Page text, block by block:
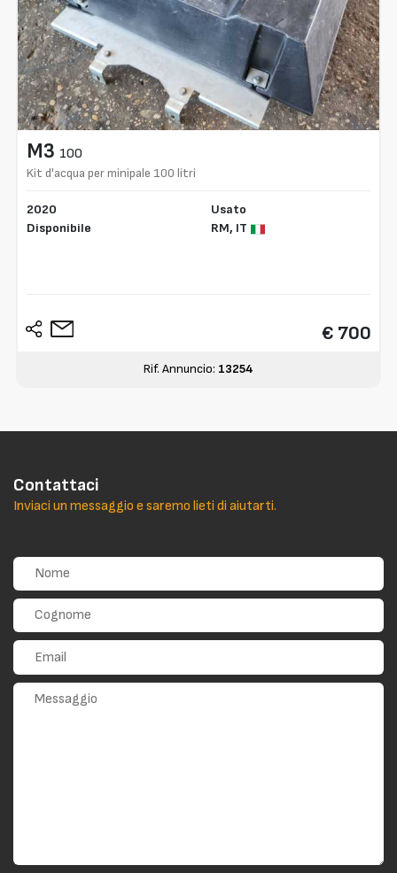
M3 100
Kit d'acqua per minipale 100 litri
2020
Disponibile
Usato
RM, IT
€ 700
Rif. Annuncio: 13254
Contattaci
Inviaci un messaggio e saremo lieti di aiutarti.